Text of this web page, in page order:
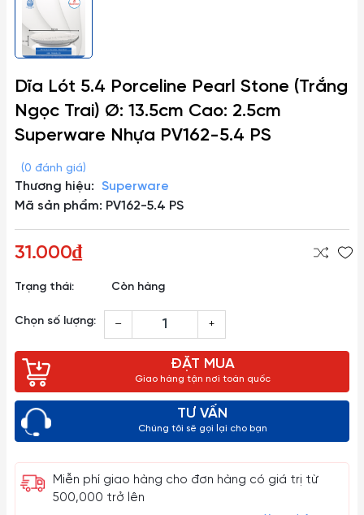
Dĩa Lót 5.4 Porceline Pearl Stone (Trắng
Ngọc Trai) Ø: 13.5cm Cao: 2.5cm
Superware Nhựa PV162-5.4 PS
(0 đánh giá)
Thương hiệu: Superware
Mã sản phẩm: PV162-5.4 PS
31.000₫
Trạng thái: Còn hàng
Chọn số lượng: – +
ĐẶT MUA
Giao hàng tận nơi toàn quốc
TƯ VẤN
Chúng tôi sẽ gọi lại cho bạn
Miễn phí giao hàng cho đơn hàng có giá trị từ
500,000 trở lên